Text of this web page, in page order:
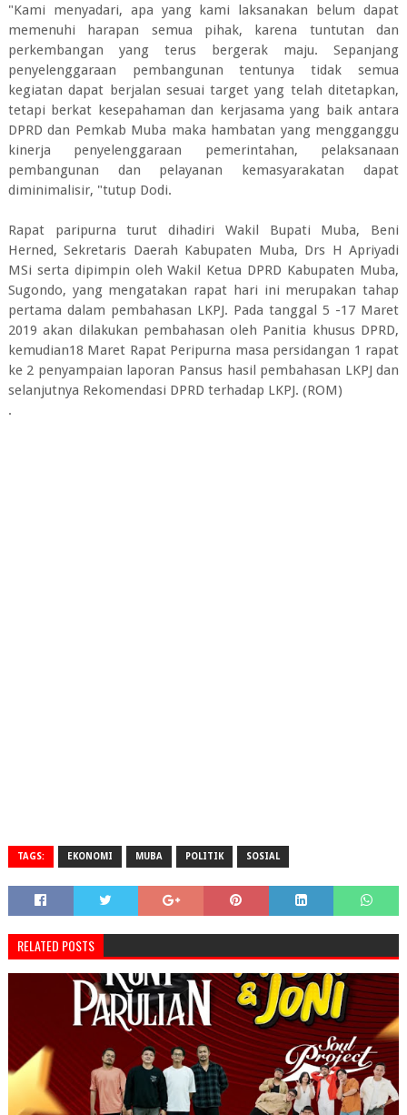
"Kami menyadari, apa yang kami laksanakan belum dapat
memenuhi harapan semua pihak, karena tuntutan dan
perkembangan yang terus bergerak maju. Sepanjang
penyelenggaraan pembangunan tentunya tidak semua
kegiatan dapat berjalan sesuai target yang telah ditetapkan,
tetapi berkat kesepahaman dan kerjasama yang baik antara
DPRD dan Pemkab Muba maka hambatan yang mengganggu
kinerja penyelenggaraan pemerintahan, pelaksanaan
pembangunan dan pelayanan kemasyarakatan dapat
diminimalisir, "tutup Dodi.
Rapat paripurna turut dihadiri Wakil Bupati Muba, Beni
Herned, Sekretaris Daerah Kabupaten Muba, Drs H Apriyadi
MSi serta dipimpin oleh Wakil Ketua DPRD Kabupaten Muba,
Sugondo, yang mengatakan rapat hari ini merupakan tahap
pertama dalam pembahasan LKPJ. Pada tanggal 5 -17 Maret
2019 akan dilakukan pembahasan oleh Panitia khusus DPRD,
kemudian18 Maret Rapat Peripurna masa persidangan 1 rapat
ke 2 penyampaian laporan Pansus hasil pembahasan LKPJ dan
selanjutnya Rekomendasi DPRD terhadap LKPJ. (ROM)
.
TAGS: EKONOMI MUBA POLITIK SOSIAL
RELATED POSTS